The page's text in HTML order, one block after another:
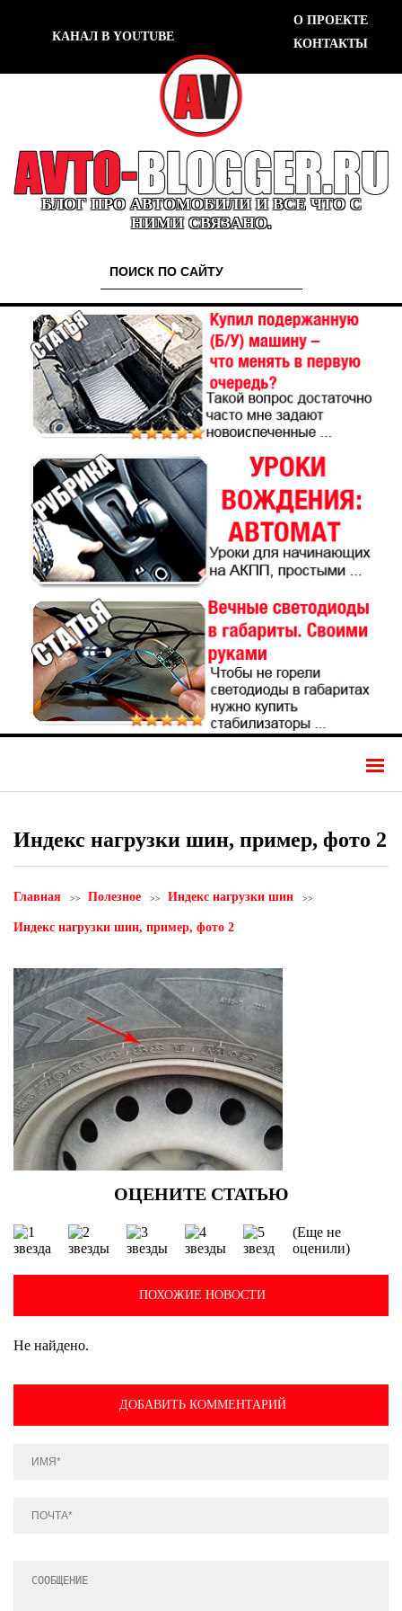
КАНАЛ В YOUTUBE
О ПРОЕКТЕ
КОНТАКТЫ
БЛОГ ПРО АВТОМОБИЛИ И ВСЕ ЧТО С
НИМИ СВЯЗАНО.
Индекс нагрузки шин, пример, фото 2
Главная Полезное Индекс нагрузки шин
Индекс нагрузки шин, пример, фото 2
(Еще не
оценили)
ПОХОЖИЕ НОВОСТИ
Не найдено.
ДОБАВИТЬ КОММЕНТАРИЙ